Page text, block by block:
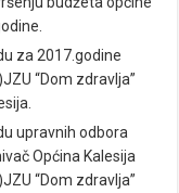
za 2017.godine
“Dom zdravlja”
upravnih odbora
Općina Kalesija
“Dom zdravlja”